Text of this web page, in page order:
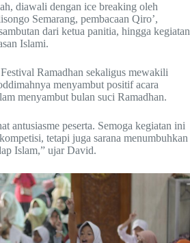
diawali dengan ice breaking oleh
Semarang, pembacaan Qiro’,
dari ketua panitia, hingga kegiatan
Islami.
Ramadhan sekaligus mewakili
menyambut positif acara
menyambut bulan suci Ramadhan.
antusiasme peserta. Semoga kegiatan ini
tetapi juga sarana menumbuhkan
Islam,” ujar David.